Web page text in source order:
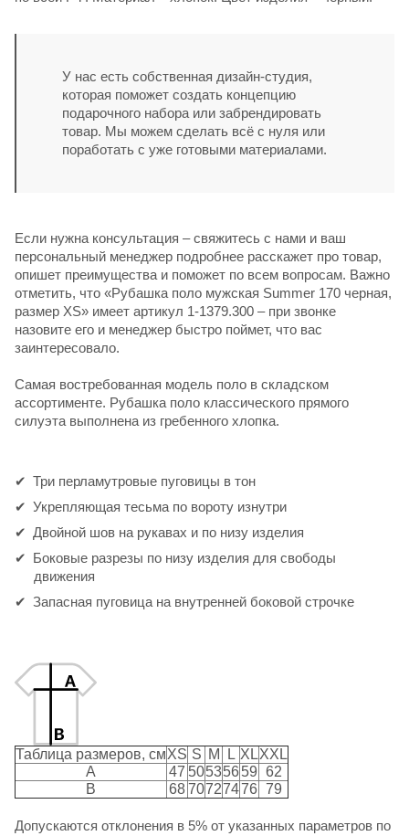
У нас есть собственная дизайн-студия,
которая поможет создать концепцию
подарочного набора или забрендировать
товар. Мы можем сделать всё с нуля или
поработать с уже готовыми материалами.
Если нужна консультация – свяжитесь с нами и ваш
персональный менеджер подробнее расскажет про товар,
опишет преимущества и поможет по всем вопросам. Важно
отметить, что «Рубашка поло мужская Summer 170 черная,
размер XS» имеет артикул 1-1379.300 – при звонке
назовите его и менеджер быстро поймет, что вас
заинтересовало.
Самая востребованная модель поло в складском
ассортименте. Рубашка поло классического прямого
силуэта выполнена из гребенного хлопка.
Три перламутровые пуговицы в тон
Укрепляющая тесьма по вороту изнутри
Двойной шов на рукавах и по низу изделия
Боковые разрезы по низу изделия для свободы
движения
Запасная пуговица на внутренней боковой строчке
Таблица размеров, смXS S M L XLXXL
A
47 50535659 62
B
6870727476 79
Допускаются отклонения в 5% от указанных параметров по